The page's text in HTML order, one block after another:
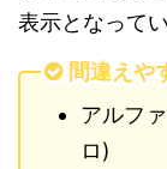
表示となってい
間違えや
アルフ
ロ)